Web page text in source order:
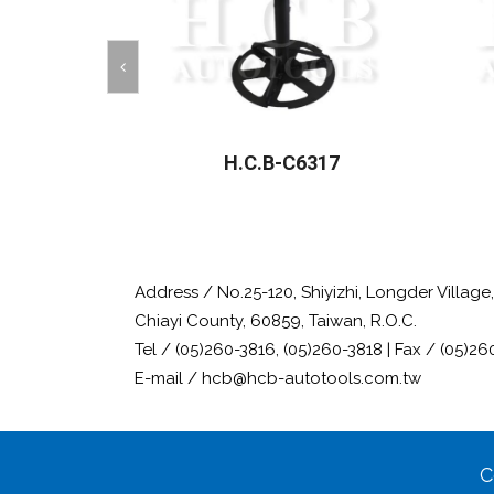
H.C.B-C6317
Address / No.25-120, Shiyizhi, Longder
Chiayi County, 60859, Taiwan, R.O.C.
Tel / (05)260-3816, (05)260-3818 | Fax /
E-mail / hcb@hcb-autotools.com.tw